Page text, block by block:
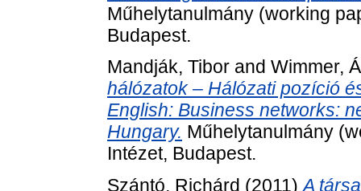
Műhelytanulmány (working
Budapest.
Mandják, Tibor and Wimmer,
hálózatok – Hálózati pozíció
English: Business networks:
Hungary. Műhelytanulmány
Intézet, Budapest.
Szántó, Richárd (2011)A